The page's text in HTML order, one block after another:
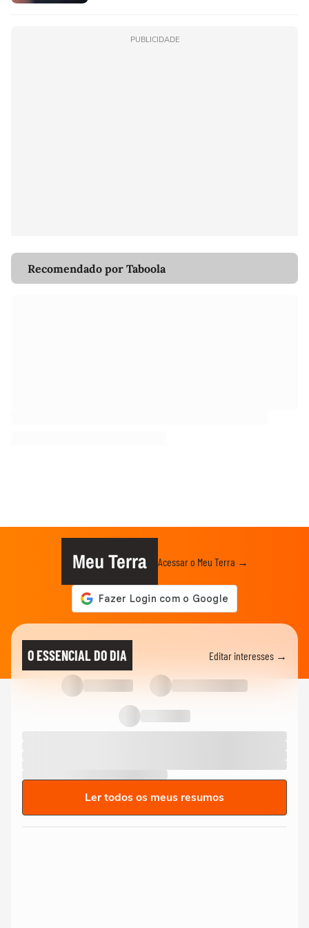
PUBLICIDADE
Recomendado por Taboola
Meu Terra Acessar o Meu Terra →
O ESSENCIAL DO DIA Editar interesses →
Ler todos os meus resumos